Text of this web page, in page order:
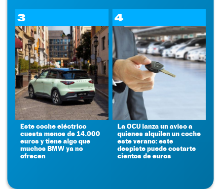
3
Este coche eléctrico
cuesta menos de 14.000
euros y tiene algo que
muchos BMW ya no
ofrecen
4
La OCU lanza un aviso a
quienes alquilen un coche
este verano: este
despiste puede costarte
cientos de euros